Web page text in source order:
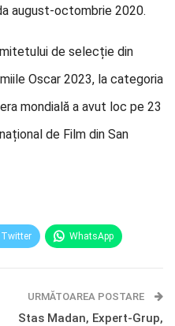
august-octombrie 2020.
de selecție din
Oscar 2023, la categoria
mondială a avut loc pe 23
de Film din San
Twitter WhatsApp
URMĂTOAREA POSTARE
Stas Madan, Expert-Grup,